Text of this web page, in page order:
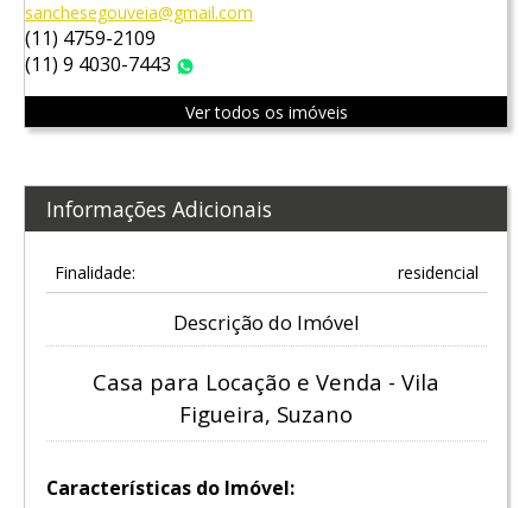
sanchesegouveia@gmail.com
(11) 4759-2109
(11) 9 4030-7443
Ver todos os imóveis
Informações Adicionais
Finalidade: residencial
Descrição do Imóvel
Casa para Locação e Venda - Vila
Figueira, Suzano
Características do Imóvel: